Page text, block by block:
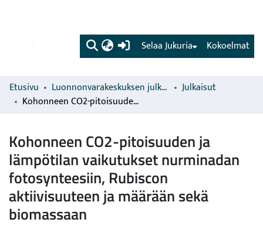
(current) Kokoelmat
Selaa Jukuria
Etusivu Luonnonvarakeskuksen julkaisut
Julkaisut
Kohonneen CO2-pitoisuuden ja lämpötilan vaikutukset nurminadan fotosynteesiin, Rubiscon aktiivisuuteen ja määrään sekä biomassaan
Kohonneen CO2-pitoisuuden ja
lämpötilan vaikutukset nurminadan
fotosynteesiin, Rubiscon
aktiivisuuteen ja määrään sekä
biomassaan